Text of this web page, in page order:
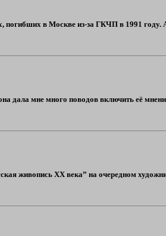
погибших в Москве из-за ГКЧП в 1991 году.
дала мне много поводов включить её
живопись ХХ века” на очередном